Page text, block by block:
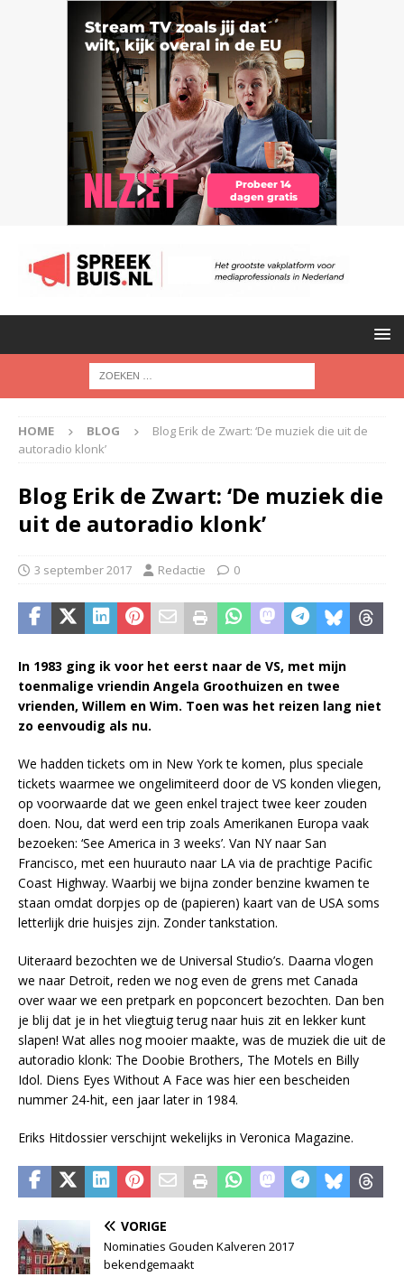
HOME BLOG
Blog Erik de Zwart: ‘De muziek die uit de
autoradio klonk’
Blog Erik de Zwart: ‘De muziek die
uit de autoradio klonk’
3 september 2017 Redactie 0
In 1983 ging ik voor het eerst naar de VS, met mijn
toenmalige vriendin Angela Groothuizen en twee
vrienden, Willem en Wim. Toen was het reizen lang niet
zo eenvoudig als nu.
We hadden tickets om in New York te komen, plus speciale
tickets waarmee we ongelimiteerd door de VS konden vliegen,
op voorwaarde dat we geen enkel traject twee keer zouden
doen. Nou, dat werd een trip zoals Amerikanen Europa vaak
bezoeken: ‘See America in 3 weeks’. Van NY naar San
Francisco, met een huurauto naar LA via de prachtige Pacific
Coast Highway. Waarbij we bijna zonder benzine kwamen te
staan omdat dorpjes op de (papieren) kaart van de USA soms
letterlijk drie huisjes zijn. Zonder tankstation.
Uiteraard bezochten we de Universal Studio’s. Daarna vlogen
we naar Detroit, reden we nog even de grens met Canada
over waar we een pretpark en popconcert bezochten. Dan ben
je blij dat je in het vliegtuig terug naar huis zit en lekker kunt
slapen! Wat alles nog mooier maakte, was de muziek die uit de
autoradio klonk: The Doobie Brothers, The Motels en Billy
Idol. Diens Eyes Without A Face was hier een bescheiden
nummer 24-hit, een jaar later in 1984.
Eriks Hitdossier verschijnt wekelijks in Veronica Magazine.
VORIGE
Nominaties Gouden Kalveren 2017
bekendgemaakt